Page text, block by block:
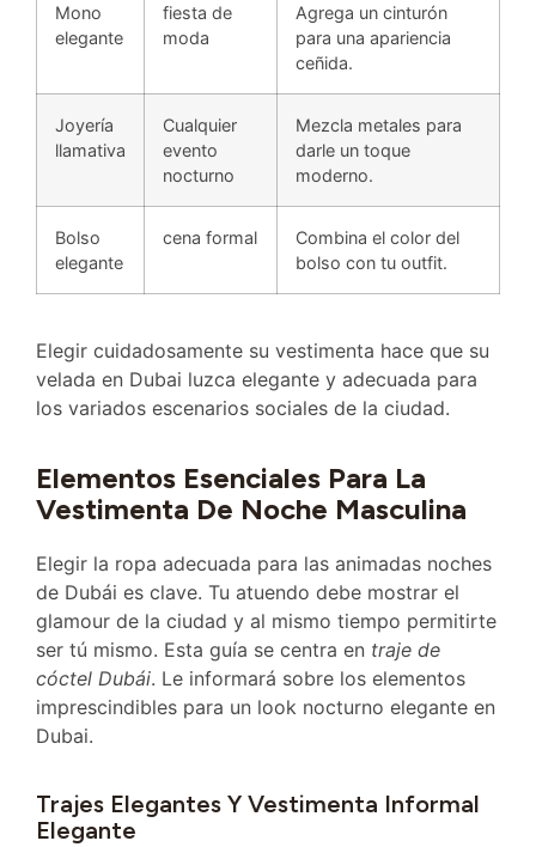
Mono
elegante
fiesta de
moda
Agrega un cinturón
para una apariencia
ceñida.
Joyería
llamativa
Cualquier
evento
nocturno
Mezcla metales para
darle un toque
moderno.
Bolso
elegante
cena formal
Combina el color del
bolso con tu outfit.
Elegir cuidadosamente su vestimenta hace que su
velada en Dubai luzca elegante y adecuada para
los variados escenarios sociales de la ciudad.
Elementos Esenciales Para La
Vestimenta De Noche Masculina
Elegir la ropa adecuada para las animadas noches
de Dubái es clave. Tu atuendo debe mostrar el
glamour de la ciudad y al mismo tiempo permitirte
ser tú mismo. Esta guía se centra en traje de
cóctel Dubái. Le informará sobre los elementos
imprescindibles para un look nocturno elegante en
Dubai.
Trajes Elegantes Y Vestimenta Informal
Elegante